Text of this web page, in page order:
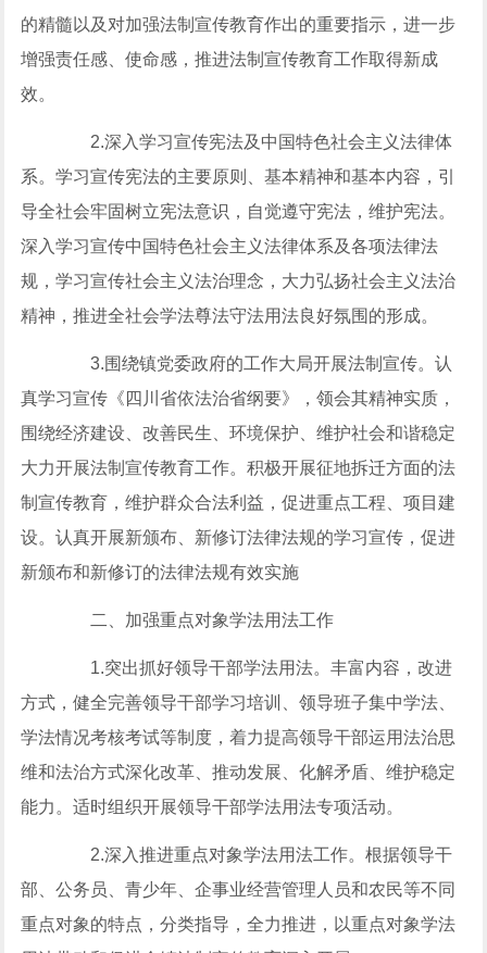
的精髓以及对加强法制宣传教育作出的重要指示，进一步
增强责任感、使命感，推进法制宣传教育工作取得新成
效。
2.深入学习宣传宪法及中国特色社会主义法律体
系。学习宣传宪法的主要原则、基本精神和基本内容，引
导全社会牢固树立宪法意识，自觉遵守宪法，维护宪法。
深入学习宣传中国特色社会主义法律体系及各项法律法
规，学习宣传社会主义法治理念，大力弘扬社会主义法治
精神，推进全社会学法尊法守法用法良好氛围的形成。
3.围绕镇党委政府的工作大局开展法制宣传。认
真学习宣传《四川省依法治省纲要》，领会其精神实质，
围绕经济建设、改善民生、环境保护、维护社会和谐稳定
大力开展法制宣传教育工作。积极开展征地拆迁方面的法
制宣传教育，维护群众合法利益，促进重点工程、项目建
设。认真开展新颁布、新修订法律法规的学习宣传，促进
新颁布和新修订的法律法规有效实施
二、加强重点对象学法用法工作
1.突出抓好领导干部学法用法。丰富内容，改进
方式，健全完善领导干部学习培训、领导班子集中学法、
学法情况考核考试等制度，着力提高领导干部运用法治思
维和法治方式深化改革、推动发展、化解矛盾、维护稳定
能力。适时组织开展领导干部学法用法专项活动。
2.深入推进重点对象学法用法工作。根据领导干
部、公务员、青少年、企事业经营管理人员和农民等不同
重点对象的特点，分类指导，全力推进，以重点对象学法